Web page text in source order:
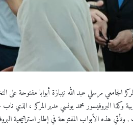
الجامعي مرسلي عبد الله تيبازة أبوابا مفتوحة على
وكذا البروفيسور محمد يونسي مدير المركز ، الذي
هذه الأبواب المفتوحة في إطار استراتيجية